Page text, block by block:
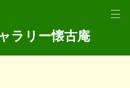
ラリー懐古庵